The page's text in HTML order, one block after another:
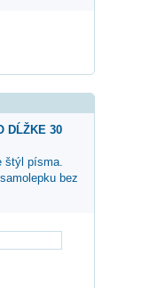
DĹŽKE 30
štýl písma.
bez